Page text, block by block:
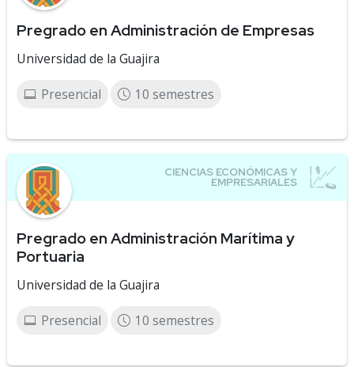
Pregrado en Administración de Empresas
Universidad de la Guajira
Presencial 10 semestres
Pregrado en Administración Marítima y
Portuaria
Universidad de la Guajira
Presencial 10 semestres